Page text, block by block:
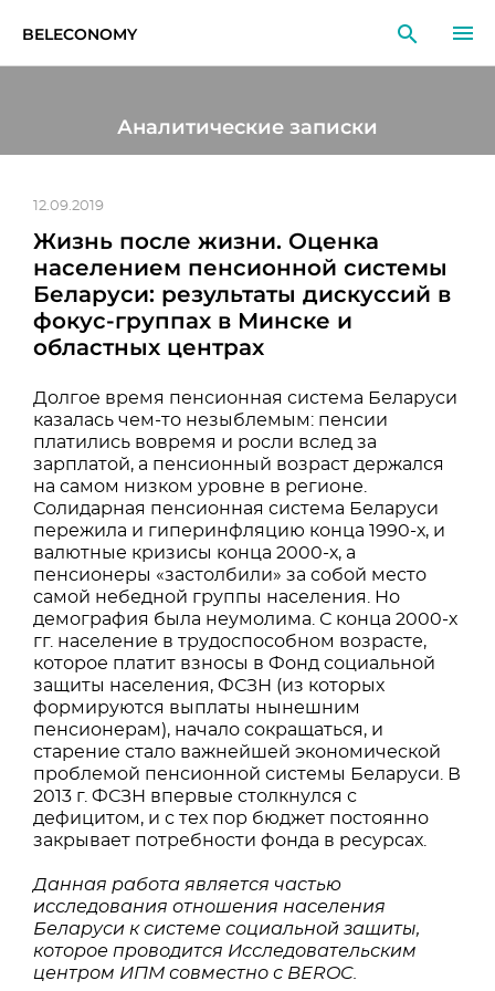
BELECONOMY
ИССЛЕДОВАНИЯ
ОБРАЗОВАНИЕ
СОБЫТИЯ
Аналитические записки
12.09.2019
Жизнь после жизни. Оценка
населением пенсионной системы
Беларуси: результаты дискуссий в
фокус-группах в Минске и
областных центрах
Долгое время пенсионная система Беларуси
казалась чем-то незыблемым: пенсии
платились вовремя и росли вслед за
зарплатой, а пенсионный возраст держался
на самом низком уровне в регионе.
Солидарная пенсионная система Беларуси
пережила и гиперинфляцию конца 1990-х, и
валютные кризисы конца 2000-х, а
пенсионеры «застолбили» за собой место
самой небедной группы населения. Но
демография была неумолима. С конца 2000-х
гг. население в трудоспособном возрасте,
которое платит взносы в Фонд социальной
защиты населения, ФСЗН (из которых
формируются выплаты нынешним
пенсионерам), начало сокращаться, и
старение стало важнейшей экономической
проблемой пенсионной системы Беларуси. В
2013 г. ФСЗН впервые столкнулся с
дефицитом, и с тех пор бюджет постоянно
закрывает потребности фонда в ресурсах.
Данная работа является частью
исследования отношения населения
Беларуси к системе социальной защиты,
которое проводится Исследовательским
центром ИПМ совместно с BEROC.